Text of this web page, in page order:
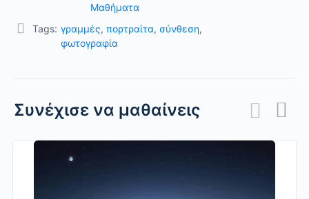
Μαθήματα
Tags: γραμμές, πορτραίτα, σύνθεση,
φωτογραφία
Συνέχισε να μαθαίνεις